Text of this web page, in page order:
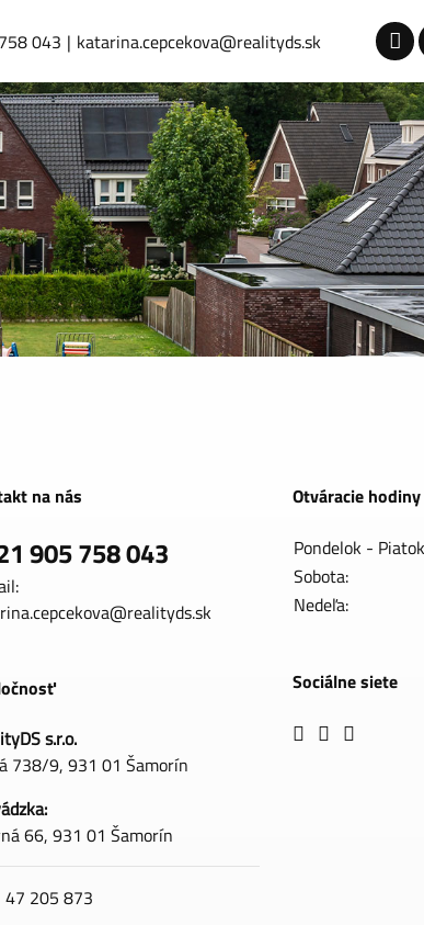
043 katarina.cepcekova@realityds.sk
na nás
905 758 043
s.r.o.
738/9, 931 01 Šamorín
66, 931 01 Šamorín
47 205 873
Otváracie hodiny
Pondelok -
Sobota:
Nedeľa:
Sociálne siete